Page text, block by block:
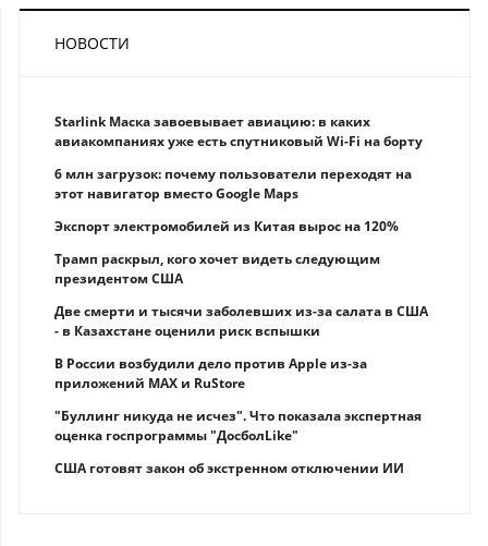
НОВОСТИ
Starlink Маска завоевывает авиацию: в каких
авиакомпаниях уже есть спутниковый Wi-Fi на борту
6 млн загрузок: почему пользователи переходят на
этот навигатор вместо Google Maps
Экспорт электромобилей из Китая вырос на 120%
Трамп раскрыл, кого хочет видеть следующим
президентом США
Две смерти и тысячи заболевших из-за салата в США
- в Казахстане оценили риск вспышки
В России возбудили дело против Apple из-за
приложений MAX и RuStore
"Буллинг никуда не исчез". Что показала экспертная
оценка госпрограммы "ДосболLike"
США готовят закон об экстренном отключении ИИ